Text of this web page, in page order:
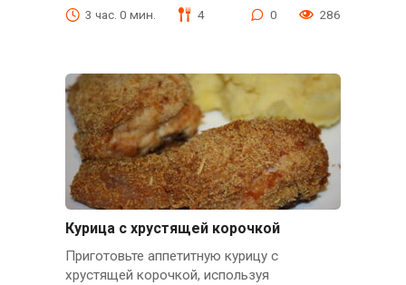
3 час. 0 мин. 4 0 286
Курица с хрустящей корочкой
Приготовьте аппетитную курицу с
хрустящей корочкой, используя